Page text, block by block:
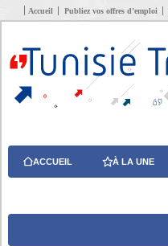
Accueil Publiez vos offres d’emploi
ACCUEIL À LA UNE